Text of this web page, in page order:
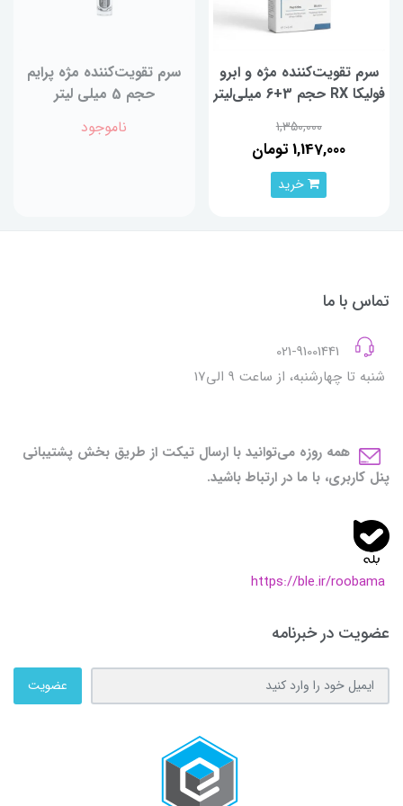
سرم تقویت‌کننده مژه و ابرو
فولیکا RX حجم 3+6 میلی‌لیتر
1,350,000
1,147,000 تومان
خرید
سرم تقویت‌کننده مژه پرایم
حجم 5 میلی لیتر
ناموجود
تماس با ما
شنبه تا چهارشنبه، از ساعت 9 الی17
همه روزه می‌توانید با ارسال تیکت از طریق بخش پشتیبانی
پنل کاربری، با ما در ارتباط باشید.
https://ble.ir/roobama
عضویت در خبرنامه
عضویت